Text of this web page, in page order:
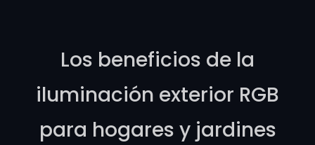
Los beneficios de la
iluminación exterior RGB
para hogares y jardines